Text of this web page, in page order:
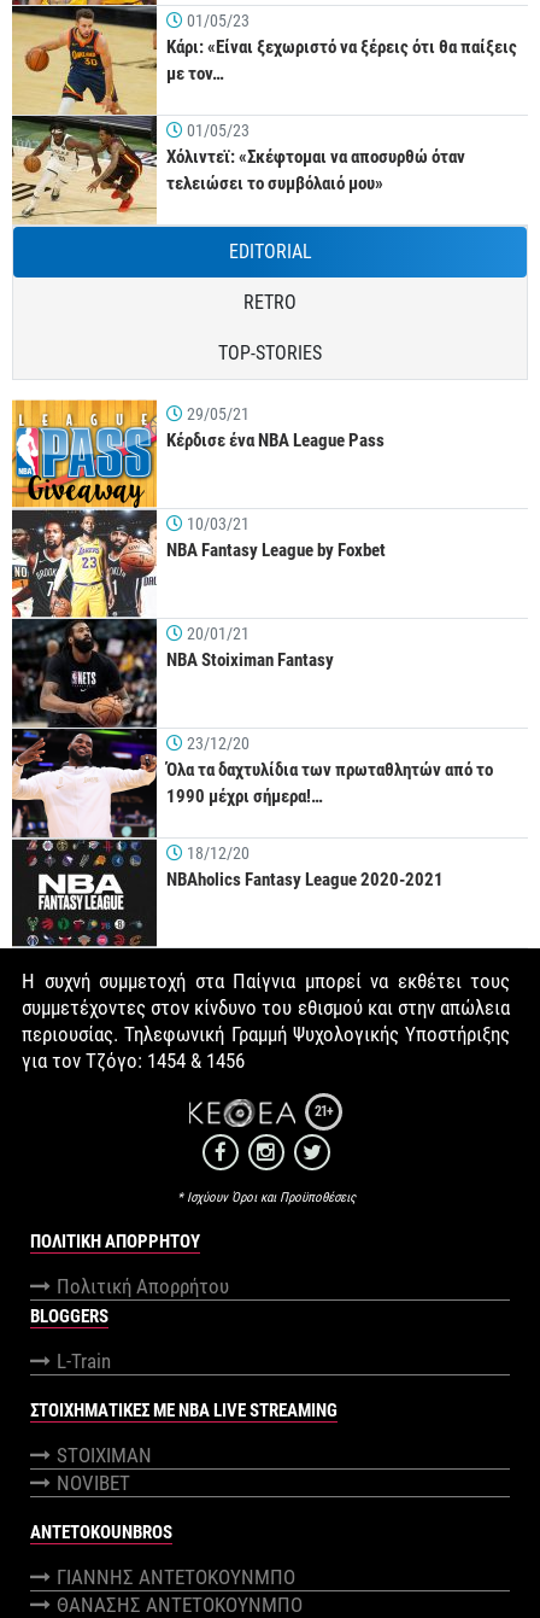
01/05/23
Κάρι: «Είναι ξεχωριστό να ξέρεις ότι θα παίξεις
με τον…
01/05/23
Χόλιντεϊ: «Σκέφτομαι να αποσυρθώ όταν
τελειώσει το συμβόλαιό μου»
EDITORIAL
RETRO
TOP-STORIES
29/05/21
Κέρδισε ένα NBA League Pass
10/03/21
NBA Fantasy League by Foxbet
20/01/21
NBA Stoiximan Fantasy
23/12/20
Όλα τα δαχτυλίδια των πρωταθλητών από το
1990 μέχρι σήμερα!…
18/12/20
NBAholics Fantasy League 2020-2021
Η συχνή συμμετοχή στα Παίγνια μπορεί να εκθέτει τους
συμμετέχοντες στον κίνδυνο του εθισμού και στην απώλεια
περιουσίας. Τηλεφωνική Γραμμή Ψυχολογικής Υποστήριξης
για τον Τζόγο: 1454 & 1456
21+
* Ισχύουν Όροι και Προϋποθέσεις
ΠΟΛΙΤΙΚΉ ΑΠΟΡΡΉΤΟΥ
Πολιτική Απορρήτου
BLOGGERS
L-Train
ΣΤΟΙΧΗΜΑΤΙΚΕΣ ΜΕ NBA LIVE STREAMING
STOIXIMAN
NOVIBET
ANTETOKOUNBROS
ΓΙΑΝΝΗΣ ΑΝΤΕΤΟΚΟΥΝΜΠΟ
ΘΑΝΑΣΗΣ ΑΝΤΕΤΟΚΟΥΝΜΠΟ